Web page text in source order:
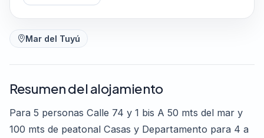
Mar del Tuyú
Resumen del alojamiento
Para 5 personas Calle 74 y 1 bis A 50 mts del mar y
100 mts de peatonal Casas y Departamento para 4 a